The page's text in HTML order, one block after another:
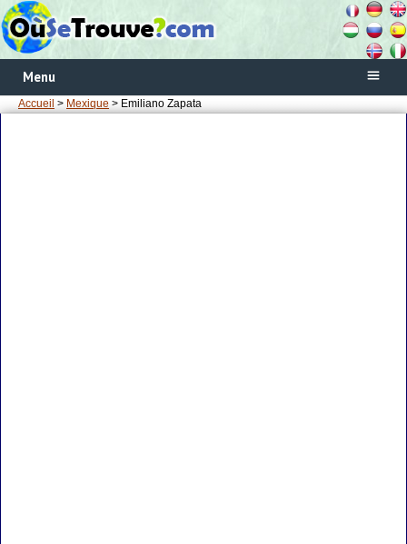
Menu
Accueil > Mexique > Emiliano Zapata